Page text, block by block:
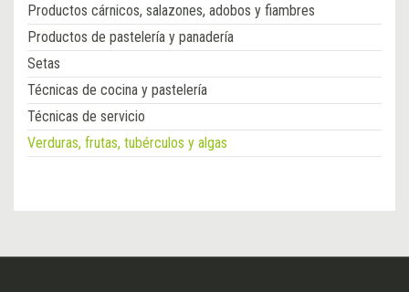
Productos cárnicos, salazones, adobos y fiambres
Productos de pastelería y panadería
Setas
Técnicas de cocina y pastelería
Técnicas de servicio
Verduras, frutas, tubérculos y algas